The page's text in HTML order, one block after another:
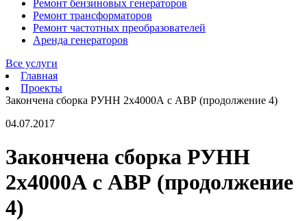
Ремонт бензиновых генераторов
Ремонт трансформаторов
Ремонт частотных преобразователей
Аренда генераторов
Все услуги
Главная
Проекты
Закончена сборка РУНН 2х4000А с АВР (продолжение 4)
04.07.2017
Закончена сборка РУНН
2х4000А с АВР (продолжение
4)